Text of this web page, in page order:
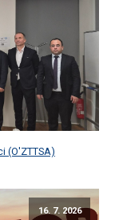
(O'ZTTSA)
16. 7. 2026